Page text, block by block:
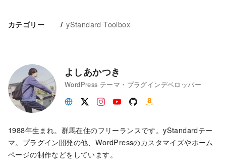
カテゴリー yStandard Toolbox
よしあかつき
WordPress テーマ・プラグインデベロッパー
1988年生まれ。群馬在住のフリーランスです。yStandardテー
マ。プラグイン開発の他、WordPressのカスタマイズやホーム
ページの制作などをしています。